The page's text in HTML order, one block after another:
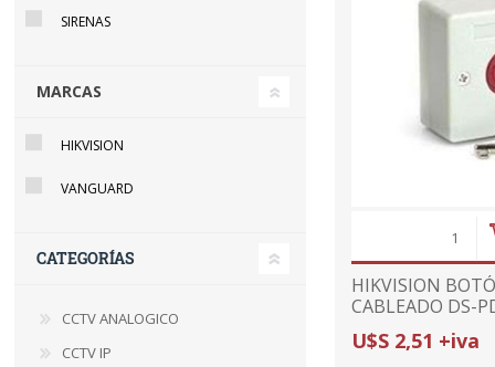
HIKVISION
CABLEADO DS-
ALARMA DE
PANELES
U$S 2,51 +iva
SIRENAS
MARCAS
HIKVISION
VANGUARD
CATEGORÍAS
CCTV ANALOGICO
CCTV IP